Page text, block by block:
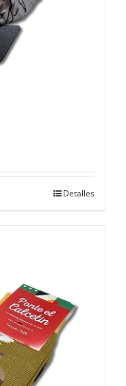
Detalles